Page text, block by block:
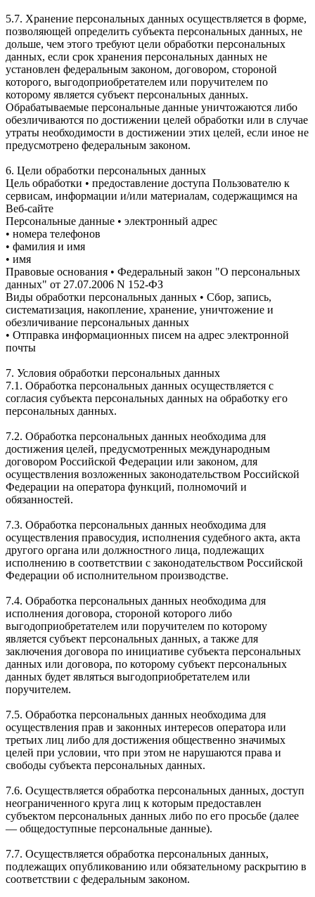
5.7. Хранение персональных данных осуществляется в форме,
позволяющей определить субъекта персональных данных, не
дольше, чем этого требуют цели обработки персональных
данных, если срок хранения персональных данных не
установлен федеральным законом, договором, стороной
которого, выгодоприобретателем или поручителем по
которому является субъект персональных данных.
Обрабатываемые персональные данные уничтожаются либо
обезличиваются по достижении целей обработки или в случае
утраты необходимости в достижении этих целей, если иное не
предусмотрено федеральным законом.
6. Цели обработки персональных данных
Цель обработки • предоставление доступа Пользователю к
сервисам, информации и/или материалам, содержащимся на
Веб-сайте
Персональные данные • электронный адрес
• номера телефонов
• фамилия и имя
• имя
Правовые основания • Федеральный закон "О персональных
данных" от 27.07.2006 N 152-ФЗ
Виды обработки персональных данных • Сбор, запись,
систематизация, накопление, хранение, уничтожение и
обезличивание персональных данных
• Отправка информационных писем на адрес электронной
почты
7. Условия обработки персональных данных
7.1. Обработка персональных данных осуществляется с
согласия субъекта персональных данных на обработку его
персональных данных.
7.2. Обработка персональных данных необходима для
достижения целей, предусмотренных международным
договором Российской Федерации или законом, для
осуществления возложенных законодательством Российской
Федерации на оператора функций, полномочий и
обязанностей.
7.3. Обработка персональных данных необходима для
осуществления правосудия, исполнения судебного акта, акта
другого органа или должностного лица, подлежащих
исполнению в соответствии с законодательством Российской
Федерации об исполнительном производстве.
7.4. Обработка персональных данных необходима для
исполнения договора, стороной которого либо
выгодоприобретателем или поручителем по которому
является субъект персональных данных, а также для
заключения договора по инициативе субъекта персональных
данных или договора, по которому субъект персональных
данных будет являться выгодоприобретателем или
поручителем.
7.5. Обработка персональных данных необходима для
осуществления прав и законных интересов оператора или
третьих лиц либо для достижения общественно значимых
целей при условии, что при этом не нарушаются права и
свободы субъекта персональных данных.
7.6. Осуществляется обработка персональных данных, доступ
неограниченного круга лиц к которым предоставлен
субъектом персональных данных либо по его просьбе (далее
— общедоступные персональные данные).
7.7. Осуществляется обработка персональных данных,
подлежащих опубликованию или обязательному раскрытию в
соответствии с федеральным законом.